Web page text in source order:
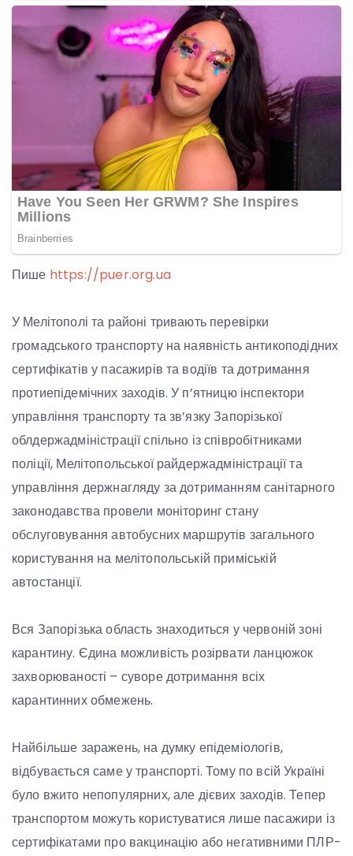
Пише https://puer.org.ua
У Мелітополі та районі тривають перевірки
громадського транспорту на наявність антикоподідних
сертифікатів у пасажирів та водіїв та дотримання
протиепідемічних заходів. У п’ятницю інспектори
управління транспорту та зв’язку Запорізької
облдержадміністрації спільно із співробітниками
поліції, Мелітопольської райдержадміністрації та
управління держнагляду за дотриманням санітарного
законодавства провели моніторинг стану
обслуговування автобусних маршрутів загального
користування на мелітопольській приміській
автостанції.
Вся Запорізька область знаходиться у червоній зоні
карантину. Єдина можливість розірвати ланцюжок
захворюваності – суворе дотримання всіх
карантинних обмежень.
Найбільше заражень, на думку епідеміологів,
відбувається саме у транспорті. Тому по всій Україні
було вжито непопулярних, але дієвих заходів. Тепер
транспортом можуть користуватися лише пасажири із
сертифікатами про вакцинацію або негативними ПЛР-